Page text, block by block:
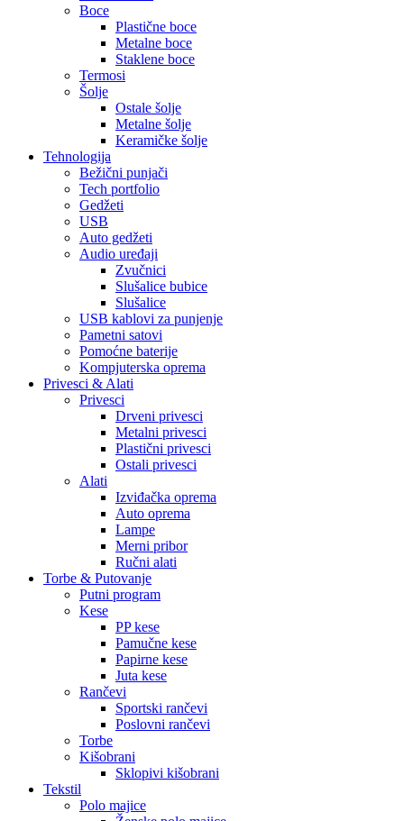
Boce
Plastične boce
Metalne boce
Staklene boce
Termosi
Šolje
Ostale šolje
Metalne šolje
Keramičke šolje
Tehnologija
Bežični punjači
Tech portfolio
Gedžeti
USB
Auto gedžeti
Audio uređaji
Zvučnici
Slušalice bubice
Slušalice
USB kablovi za punjenje
Pametni satovi
Pomoćne baterije
Kompjuterska oprema
Privesci & Alati
Privesci
Drveni privesci
Metalni privesci
Plastični privesci
Ostali privesci
Alati
Izviđačka oprema
Auto oprema
Lampe
Merni pribor
Ručni alati
Torbe & Putovanje
Putni program
Kese
PP kese
Pamučne kese
Papirne kese
Juta kese
Rančevi
Sportski rančevi
Poslovni rančevi
Torbe
Kišobrani
Sklopivi kišobrani
Tekstil
Polo majice